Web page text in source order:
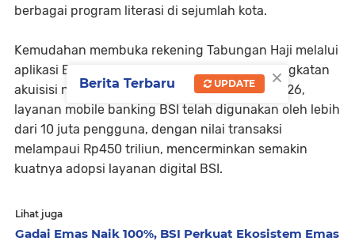
berbagai program literasi di sejumlah kota.
Kemudahan membuka rekening Tabungan Haji melalui
aplikasi BYOND by BSI turut mendorong peningkatan
akuisisi nasabah secara digital. Hingga Mei 2026,
layanan mobile banking BSI telah digunakan oleh lebih
dari 10 juta pengguna, dengan nilai transaksi
melampaui Rp450 triliun, mencerminkan semakin
kuatnya adopsi layanan digital BSI.
Lihat juga
Gadai Emas Naik 100%, BSI Perkuat Ekosistem Emas
×
Berita Terbaru UPDATE